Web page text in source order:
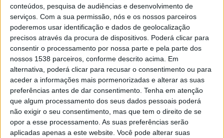
conteúdos, pesquisa de audiências e desenvolvimento de
serviços. Com a sua permissão, nós e os nossos parceiros
poderemos usar identificação e dados de geolocalização
precisos através da procura de dispositivos. Poderá clicar para
consentir o processamento por nossa parte e pela parte dos
nossos 1538 parceiros, conforme descrito acima. Em
alternativa, poderá clicar para recusar o consentimento ou para
aceder a informações mais pormenorizadas e alterar as suas
preferências antes de dar consentimento. Tenha em atenção
que algum processamento dos seus dados pessoais poderá
não exigir o seu consentimento, mas que tem o direito de se
opor a esse processamento. As suas preferências serão
aplicadas apenas a este website. Você pode alterar suas
O presidente António Cardoso destacou a importância
destas iniciativas para a promoção do bem-estar e da
inclusão social, reforçando o compromisso da Câmara
Municipal em apoiar as diversas atividades de lazer e
convivência que enriquecem a vida dos cidadãos
seniores.